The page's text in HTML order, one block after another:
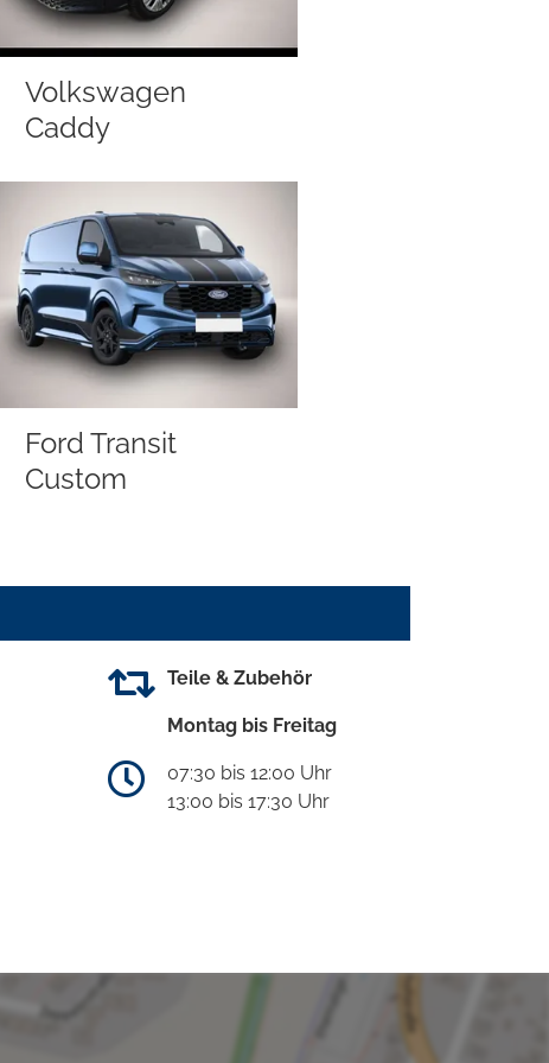
Volkswagen
Caddy
Ford Transit
Custom
Teile & Zubehör
Montag bis Freitag
07:30 bis 12:00 Uhr
13:00 bis 17:30 Uhr